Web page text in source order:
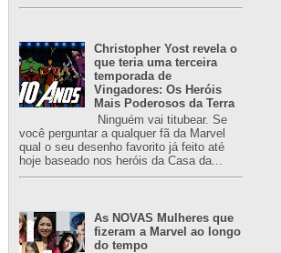
Christopher Yost revela o
que teria uma terceira
temporada de
Vingadores: Os Heróis
Mais Poderosos da Terra
Ninguém vai titubear. Se
você perguntar a qualquer fã da Marvel
qual o seu desenho favorito já feito até
hoje baseado nos heróis da Casa da...
As NOVAS Mulheres que
fizeram a Marvel ao longo
do tempo